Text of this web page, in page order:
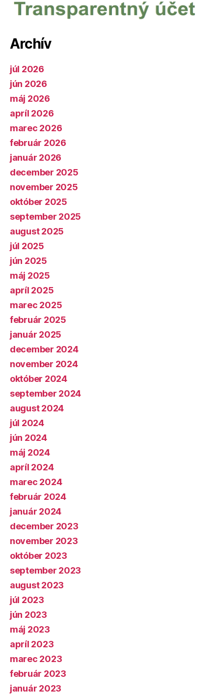
Archív
júl 2026
jún 2026
máj 2026
apríl 2026
marec 2026
február 2026
január 2026
december 2025
november 2025
október 2025
september 2025
august 2025
júl 2025
jún 2025
máj 2025
apríl 2025
marec 2025
február 2025
január 2025
december 2024
november 2024
október 2024
september 2024
august 2024
júl 2024
jún 2024
máj 2024
apríl 2024
marec 2024
február 2024
január 2024
december 2023
november 2023
október 2023
september 2023
august 2023
júl 2023
jún 2023
máj 2023
apríl 2023
marec 2023
február 2023
január 2023